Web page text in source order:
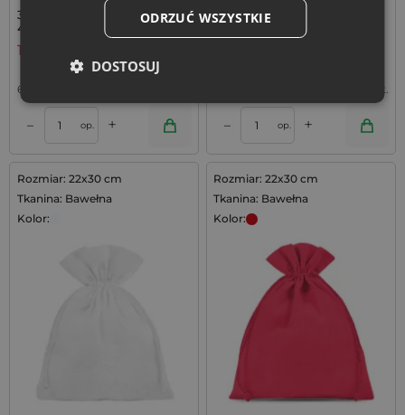
3 szt. Worki z bawełny 30 x
40 cm - biały
18,79
6,26
– op. +
Worki bawełniane 26 x 35
cm, 3 szt. - organizer do
domu i podróży
1 op. = 3 szt.
– op. +
Rozmiar: 22x30 cm
Tkanina: Bawełna
Kolor:
Rozmiar: 22x30 cm
Tkanina: Bawełna
Kolor:
ODRZUĆ WSZYSTKIE
DOSTOSUJ